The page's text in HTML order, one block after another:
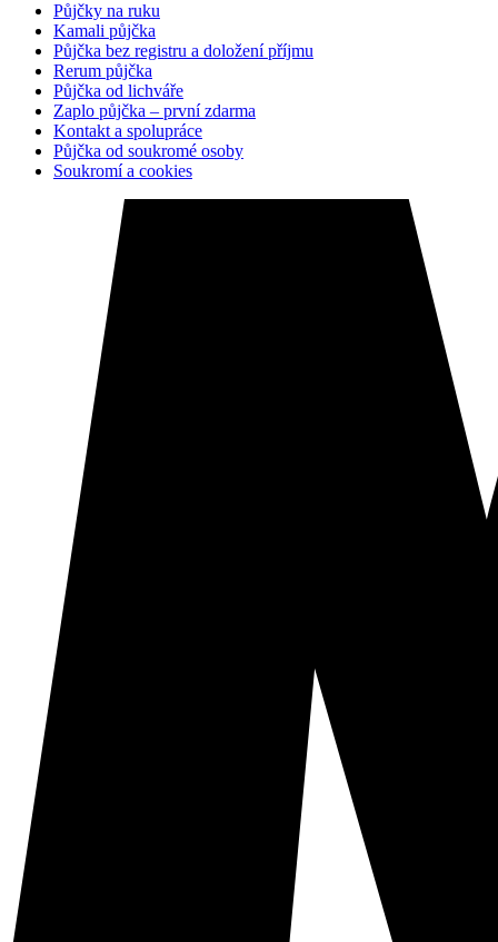
Půjčky na ruku
Kamali půjčka
Půjčka bez registru a doložení příjmu
Rerum půjčka
Půjčka od lichváře
Zaplo půjčka – první zdarma
Kontakt a spolupráce
Půjčka od soukromé osoby
Soukromí a cookies